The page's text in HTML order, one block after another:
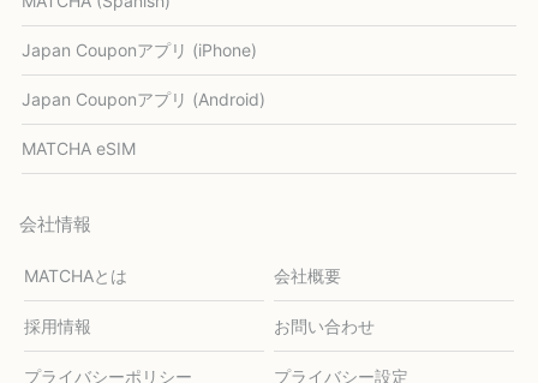
Japan Couponアプリ (iPhone)
Japan Couponアプリ (Android)
MATCHA eSIM
会社情報
MATCHAとは 会社概要
採用情報 お問い合わせ
プライバシーポリシー プライバシー設定